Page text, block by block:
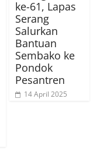
ke-61, Lapas
Serang
Salurkan
Bantuan
Sembako ke
Pondok
Pesantren
14 April 2025